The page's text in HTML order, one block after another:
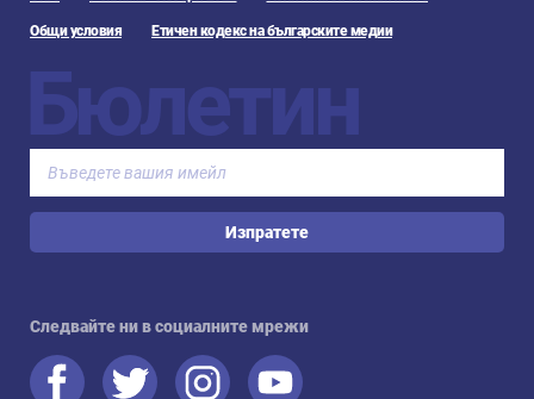
Общи условия Етичен кодекс на българските медии
Бюлетин
Изпратете
Следвайте ни в социалните мрежи